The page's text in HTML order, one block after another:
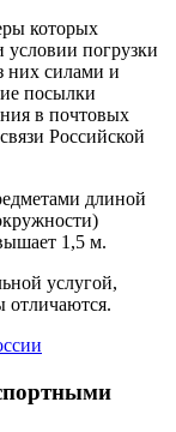
которых
погрузки
них силами и
посылки
в почтовых
Российской
длиной
1,5 м.
услугой,
отличаются.